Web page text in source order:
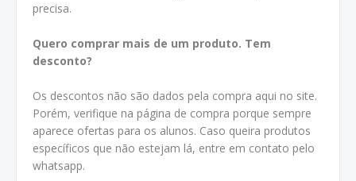
precisa.
Quero comprar mais de um produto. Tem
desconto?
Os descontos não são dados pela compra aqui no site.
Porém, verifique na página de compra porque sempre
aparece ofertas para os alunos. Caso queira produtos
específicos que não estejam lá, entre em contato pelo
whatsapp.